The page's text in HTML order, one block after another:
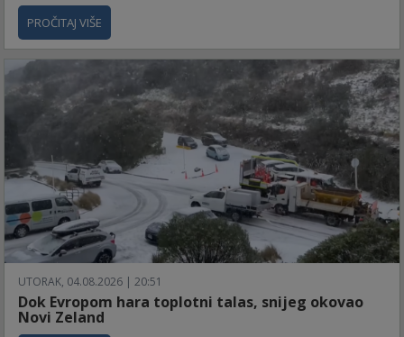
PROČITAJ VIŠE
UTORAK, 04.08.2026 | 20:51
Dok Evropom hara toplotni talas, snijeg okovao
Novi Zeland